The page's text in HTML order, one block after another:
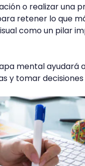
o realizar una
retener lo que
como un pilar
mental ayudará
y tomar